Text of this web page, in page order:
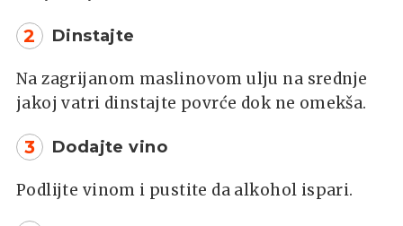
2 Dinstajte
Na zagrijanom maslinovom ulju na srednje
jakoj vatri dinstajte povrće dok ne omekša.
3 Dodajte vino
Podlijte vinom i pustite da alkohol ispari.